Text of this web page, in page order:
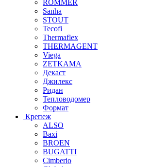
ROMMER
Sanha
STOUT
Tecofi
Thermaflex
THERMAGENT
Viega
ZETKAMA
Декаст
Джилекс
Ридан
Тепловодомер
Формат
Крепеж
ALSO
Baxi
BROEN
BUGATTI
Cimberio